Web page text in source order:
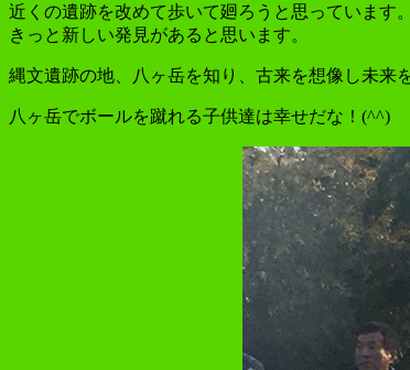
近くの遺跡を改めて歩いて廻ろうと思っています。
きっと新しい発見があると思います。
縄文遺跡の地、八ヶ岳を知り、古来を想像し未来
八ヶ岳でボールを蹴れる子供達は幸せだな！(^^)